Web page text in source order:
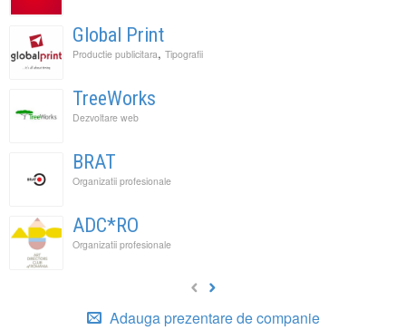
Global Print
Productie publicitara, Tipografii
TreeWorks
Dezvoltare web
BRAT
Organizatii profesionale
ADC*RO
Organizatii profesionale
Adauga prezentare de companie